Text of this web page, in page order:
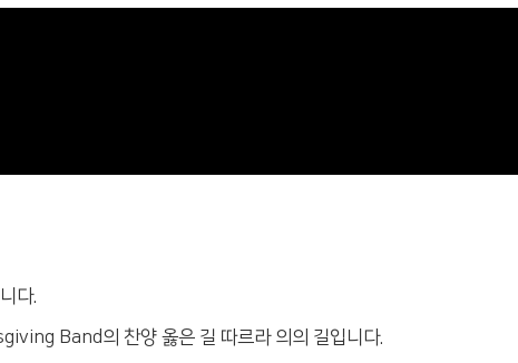
다.
Band의 찬양 옳은 길 따르라 의의 길입니다.